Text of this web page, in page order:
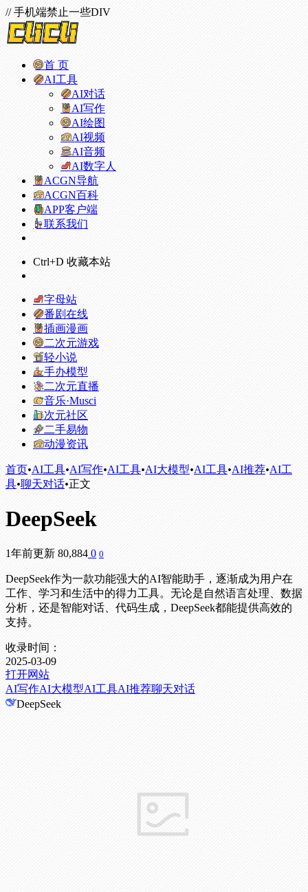
// 手机端禁止一些DIV
首 页
AI工具
AI对话
AI写作
AI绘图
AI视频
AI音频
AI数字人
ACGN导航
ACGN百科
APP客户端
联系我们
Ctrl+D 收藏本站
字母站
番剧在线
插画漫画
二次元游戏
轻小说
手办模型
二次元直播
音乐·Musci
次元社区
二手易物
动漫资讯
首页•AI工具•AI写作•AI工具•AI大模型•AI工具•AI推荐•AI工
具•聊天对话•正文
DeepSeek
1年前更新 80,884 0 0
DeepSeek作为一款功能强大的AI智能助手，逐渐成为用户在
工作、学习和生活中的得力工具。无论是自然语言处理、数据
分析，还是智能对话、代码生成，DeepSeek都能提供高效的
支持。
收录时间：
2025-03-09
打开网站
AI写作AI大模型AI工具AI推荐聊天对话
DeepSeek